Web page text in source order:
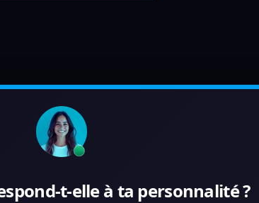
t-elle à ta personnalité ?